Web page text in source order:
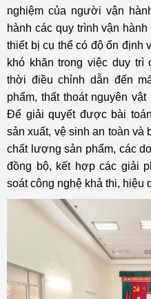
nghiệm của người vận
hành các quy trình vận
thiết bị cụ thể có độ ổn định
khó khăn trong việc duy trì
thời điều chỉnh dẫn đến
phẩm, thất thoát nguyên
Để giải quyết được bài
sản xuất, vệ sinh an toàn và
chất lượng sản phẩm, các
đồng bộ, kết hợp các giải
soát công nghệ khả thi, hiệu